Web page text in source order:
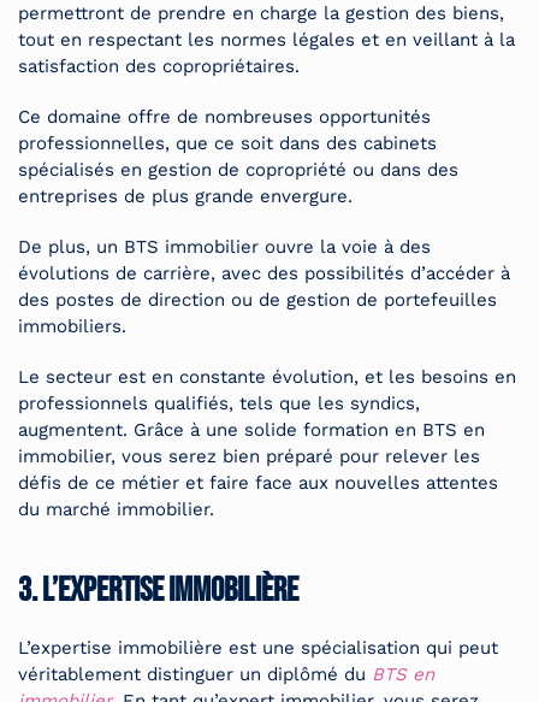
permettront de prendre en charge la gestion des biens,
tout en respectant les normes légales et en veillant à la
satisfaction des copropriétaires.
Ce domaine offre de nombreuses opportunités
professionnelles, que ce soit dans des cabinets
spécialisés en gestion de copropriété ou dans des
entreprises de plus grande envergure.
De plus, un BTS immobilier ouvre la voie à des
évolutions de carrière, avec des possibilités d’accéder à
des postes de direction ou de gestion de portefeuilles
immobiliers.
Le secteur est en constante évolution, et les besoins en
professionnels qualifiés, tels que les syndics,
augmentent. Grâce à une solide formation en BTS en
immobilier, vous serez bien préparé pour relever les
défis de ce métier et faire face aux nouvelles attentes
du marché immobilier.
3. L’expertise immobilière
L’expertise immobilière est une spécialisation qui peut
véritablement distinguer un diplômé du BTS en